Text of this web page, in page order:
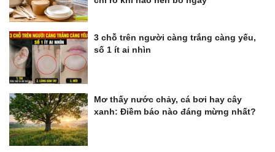
3 chỗ trên người càng trắng càng yếu,
số 1 ít ai nhìn
Mơ thấy nước chảy, cá bơi hay cây
xanh: Điềm báo nào đáng mừng nhất?